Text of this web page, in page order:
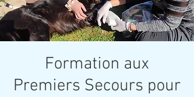
Formation aux
Premiers Secours pour